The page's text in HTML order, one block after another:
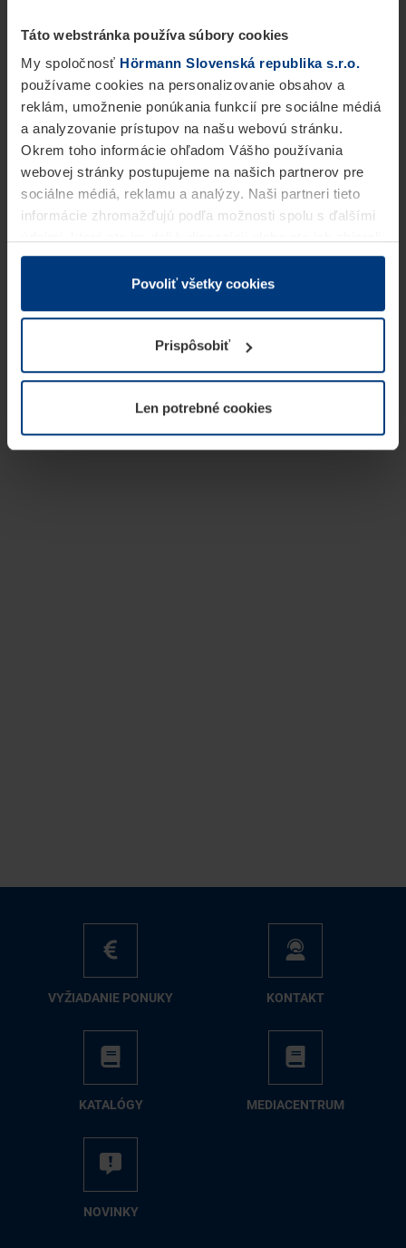
Táto webstránka používa súbory cookies
My spoločnosť Hörmann Slovenská republika s.r.o.
používame cookies na personalizovanie obsahov a
reklám, umožnenie ponúkania funkcií pre sociálne médiá
a analyzovanie prístupov na našu webovú stránku.
Okrem toho informácie ohľadom Vášho používania
webovej stránky postupujeme na našich partnerov pre
sociálne médiá, reklamu a analýzy. Naši partneri tieto
informácie zhromažďujú podľa možnosti spolu s ďalšími
v rámci Vášho využívania služieb.
Z právneho hľadiska môžeme cookies ukladať na Vašom
prevádzku tejto stránky. Pre všetky ostatné typy cookie
potrebujeme Vaše povolenie. Vaše povolenie môžete
kedykoľvek zmeniť alebo odvolať vo vysvetlení cookie
našej webovej stránky.
Povoliť všetky cookies
Prispôsobiť
Len potrebné cookies
VY­ŽIA­DA­NIE PO­NU­KY KON­TAKT
KA­TA­LÓ­GY ME­DIA­CEN­TRUM
NO­VIN­KY